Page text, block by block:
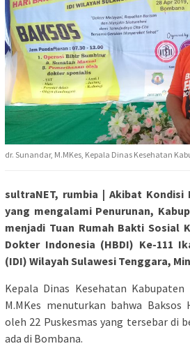
dr. Sunandar, M.MKes, Kepala Dinas Kesehatan
sultraNET, rumbia | Akibat Kondisi
yang mengalami Penurunan,
menjadi Tuan Rumah Bakti Sosial
Dokter Indonesia (HBDI) Ke-111
(IDI) Wilayah Sulawesi Tenggara,
Kepala Dinas Kesehatan Kabupaten
M.MKes menuturkan bahwa Baksos
oleh 22 Puskesmas yang tersebar di
ada di Bombana.